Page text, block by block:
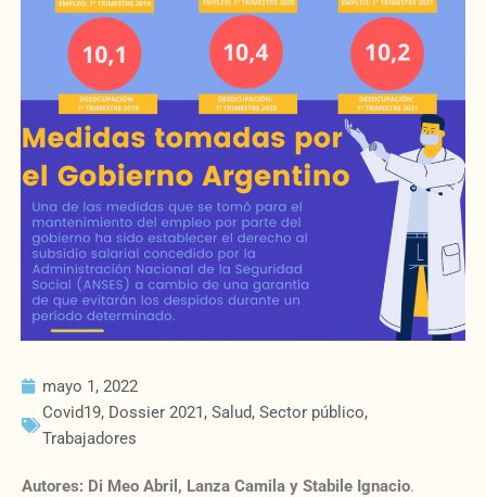
mayo 1, 2022
Covid19, Dossier 2021, Salud, Sector público,
Trabajadores
Autores: Di Meo Abril, Lanza Camila y Stabile Ignacio.